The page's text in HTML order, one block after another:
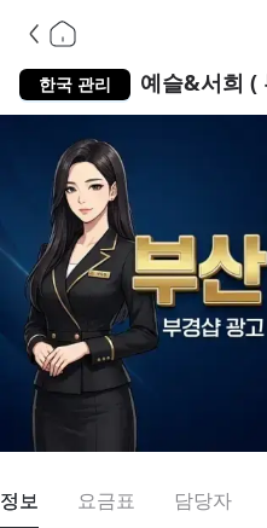
한국 관리 예슬&서희 (
정보 요금표 담당자